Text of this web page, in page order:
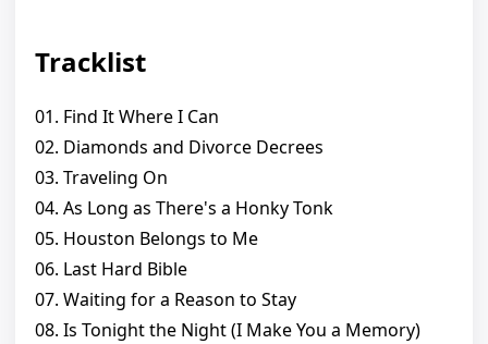
Tracklist
01. Find It Where I Can
02. Diamonds and Divorce Decrees
03. Traveling On
04. As Long as There's a Honky Tonk
05. Houston Belongs to Me
06. Last Hard Bible
07. Waiting for a Reason to Stay
08. Is Tonight the Night (I Make You a Memory)